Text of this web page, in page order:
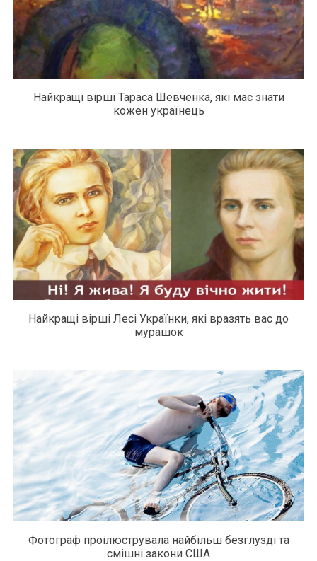
Найкращі вірші Тараса Шевченка, які має знати
кожен українець
Найкращі вірші Лесі Українки, які вразять вас до
мурашок
Фотограф проілюструвала найбільш безглузді та
смішні закони США